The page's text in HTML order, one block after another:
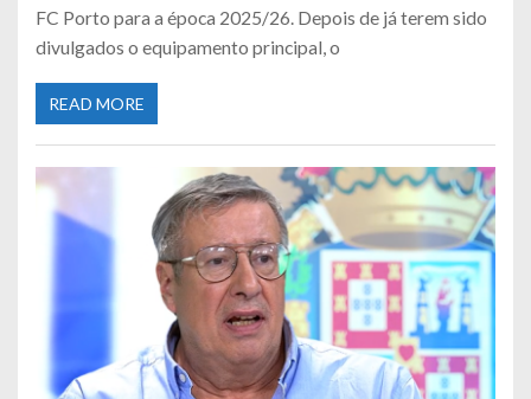
FC Porto para a época 2025/26. Depois de já terem sido
divulgados o equipamento principal, o
READ MORE